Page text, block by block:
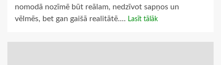
nomodā nozīmē būt reālam, nedzīvot sapņos un
vēlmēs, bet gan gaišā realitātē.... Lasīt tālāk